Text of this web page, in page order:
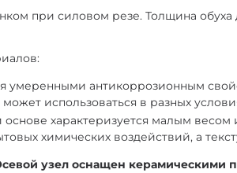
при силовом резе. Толщина обуха
умеренными антикоррозионным
использоваться в разных
основе характеризуется малым
химических воздействий, а
узел оснащен керамическими